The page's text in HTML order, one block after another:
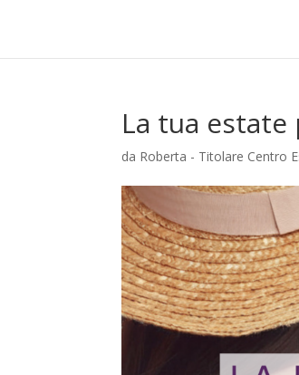
La tua
da Roberta - Titolare Centro